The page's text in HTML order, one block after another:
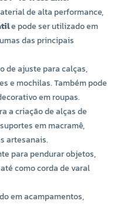
de alta performance,
e pode ser utilizado em
das principais
de ajuste para calças,
e mochilas. Também pode
em roupas.
a criação de alças de
em macramê,
artesanais.
para pendurar objetos,
como corda de varal
em acampamentos,